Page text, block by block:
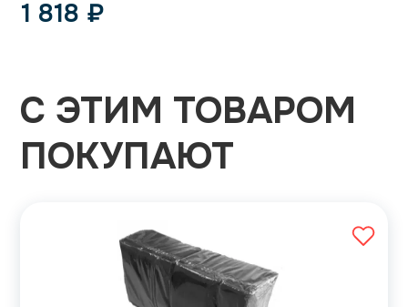
1 818 ₽
С ЭТИМ ТОВАРОМ
ПОКУПАЮТ